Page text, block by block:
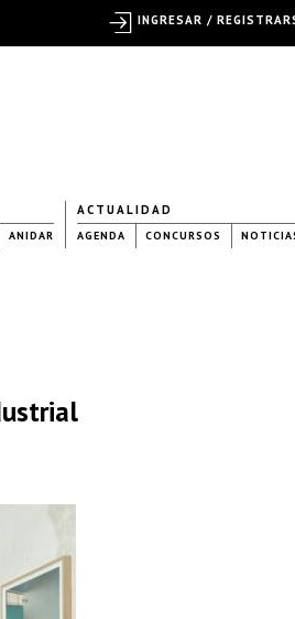
ANIDAR
ACTUALIDAD
AGENDA CONCURSOS
INGRESAR /